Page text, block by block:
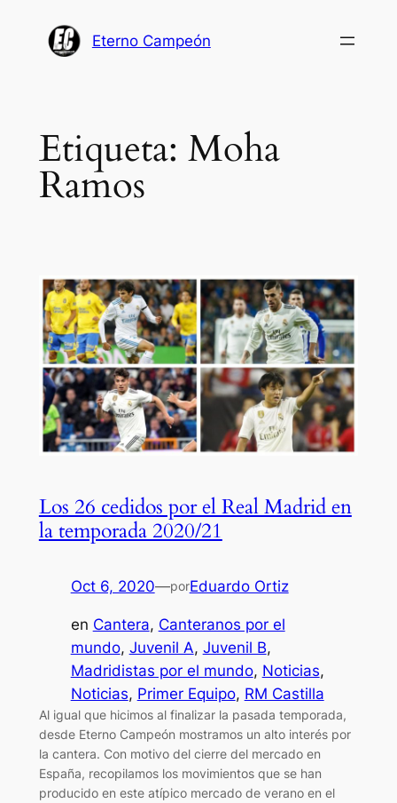
Eterno Campeón
Etiqueta: Moha
Ramos
Los 26 cedidos por el Real Madrid en
la temporada 2020/21
Oct 6, 2020—porEduardo Ortiz
en Cantera, Canteranos por el
mundo, Juvenil A, Juvenil B
Madridistas por el mundo, Noticias
Noticias, Primer Equipo, RM Castilla
Al igual que hicimos al finalizar la pasada temporada,
desde Eterno Campeón mostramos un alto interés por
la cantera. Con motivo del cierre del mercado en
España, recopilamos los movimientos que se han
producido en este atípico mercado de verano en el